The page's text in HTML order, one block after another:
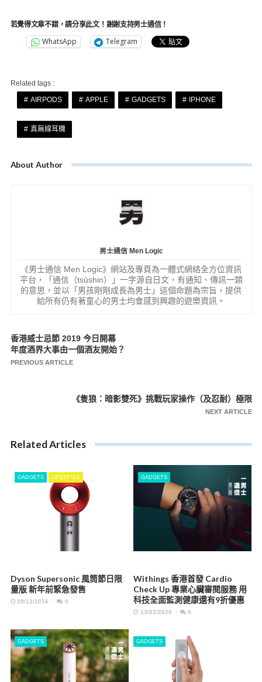
若覺得文章不錯，請分享此文！謝謝支持男士通信！
WhatsApp Telegram
Related tags :
AIRPODS
APPLE GADGETS IPHONE
真無線耳機
About Author
男士通信 Men Logic
《男士通信 Men Logic》網站及專頁為一體式網絡全方位資訊
平台，「通信（tsūshin）」一字源自日文，有通知、傳訊一類
的意思，並以「男孩剛剛成長為男士」這個命題為宗旨，提供
給所有仍有著童心的男士均會感到興趣的遊樂資訊。
文
章
香港威士忌節 2019 今日開幕
年度酒界大事由一個酒友開始？
PREVIOUS ARTICLE
《隻狼：暗影雙死》挑戰玩家操作（及忍耐）極限
NEXT ARTICLE
Related Articles
GADGETS LIFESTYLE
Dyson Supersonic 風筒節日限
量版 新年前緊急發售
29/12/2016 0
GADGETS
Withings 香港首發 Cardio
Check Up 專業心臟審閱服務 用
科技全面監測健康還有9折優惠
13/02/2026 0
GADGETS GADGETS